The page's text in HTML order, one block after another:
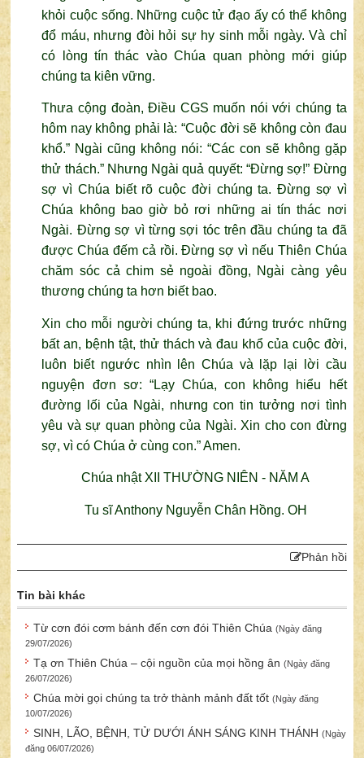
khỏi cuộc sống. Những cuộc tử đạo ấy có thể không
đổ máu, nhưng đòi hỏi sự hy sinh mỗi ngày. Và chỉ
có lòng tín thác vào Chúa quan phòng mới giúp
chúng ta kiên vững.
Thưa cộng đoàn, Điều CGS muốn nói với chúng ta
hôm nay không phải là: “Cuộc đời sẽ không còn đau
khổ.” Ngài cũng không nói: “Các con sẽ không gặp
thử thách.” Nhưng Ngài quả quyết: “Đừng sợ!” Đừng
sợ vì Chúa biết rõ cuộc đời chúng ta. Đừng sợ vì
Chúa không bao giờ bỏ rơi những ai tín thác nơi
Ngài. Đừng sợ vì từng sợi tóc trên đầu chúng ta đã
được Chúa đếm cả rồi. Đừng sợ vì nếu Thiên Chúa
chăm sóc cả chim sẻ ngoài đồng, Ngài càng yêu
thương chúng ta hơn biết bao.
Xin cho mỗi người chúng ta, khi đứng trước những
bất an, bệnh tật, thử thách và đau khổ của cuộc đời,
luôn biết ngước nhìn lên Chúa và lặp lại lời cầu
nguyện đơn sơ: “Lạy Chúa, con không hiểu hết
đường lối của Ngài, nhưng con tin tưởng nơi tình
yêu và sự quan phòng của Ngài. Xin cho con đừng
sợ, vì có Chúa ở cùng con.” Amen.
Chúa nhật XII THƯỜNG NIÊN - NĂM A
Tu sĩ Anthony Nguyễn Chân Hồng. OH
Phản hồi
Tin bài khác
Từ cơn đói cơm bánh đến cơn đói Thiên Chúa(Ngày đăng
29/07/2026)
Tạ ơn Thiên Chúa – cội nguồn của mọi hồng ân(Ngày đăng
26/07/2026)
Chúa mời gọi chúng ta trở thành mảnh đất tốt(Ngày đăng
10/07/2026)
SINH, LÃO, BỆNH, TỬ DƯỚI ÁNH SÁNG KINH THÁNH(Ngày
đăng 06/07/2026)